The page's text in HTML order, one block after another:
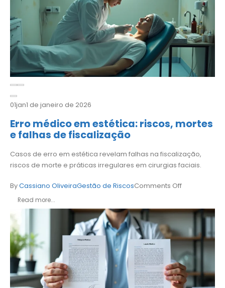
01jan1 de janeiro de 2026
Erro médico em estética: riscos, mortes
e falhas de fiscalização
Casos de erro em estética revelam falhas na fiscalização,
riscos de morte e práticas irregulares em cirurgias faciais.
ByCassiano OliveiraGestão de RiscosComments Off
Read more...